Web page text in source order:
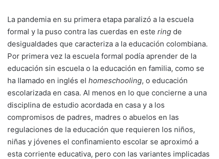
La pandemia en su primera etapa paralizó a la escuela
formal y la puso contra las cuerdas en este ring de
desigualdades que caracteriza a la educación colombiana.
Por primera vez la escuela formal podía aprender de la
educación sin escuela o la educación en familia, como se
ha llamado en inglés el homeschooling, o educación
escolarizada en casa. Al menos en lo que concierne a una
disciplina de estudio acordada en casa y a los
compromisos de padres, madres o abuelos en las
regulaciones de la educación que requieren los niños,
niñas y jóvenes el confinamiento escolar se aproximó a
esta corriente educativa, pero con las variantes implicadas